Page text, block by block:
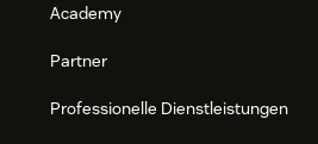
Academy
Partner
Professionelle Dienstleistungen